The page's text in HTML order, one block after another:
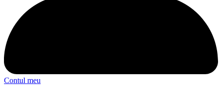
Contul meu